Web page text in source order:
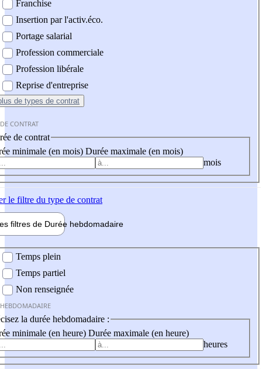
Franchise
Insertion par l'activ.éco.
Portage salarial
Profession commerciale
Profession libérale
Reprise d'entreprise
de types de contrat
CONTRAT
de contrat
minimale (en mois) Durée maximale (en mois)
mois
le filtre du type de contrat
filtres de Durée hebdomadaire
Temps plein
Temps partiel
Non renseignée
la durée hebdomadaire :
minimale (en heure) Durée maximale (en heure)
heures